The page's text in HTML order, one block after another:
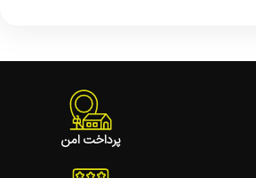
پرداخت امن